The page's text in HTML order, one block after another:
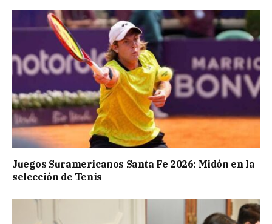
Juegos Suramericanos Santa Fe 2026: Midón en la
selección de Tenis